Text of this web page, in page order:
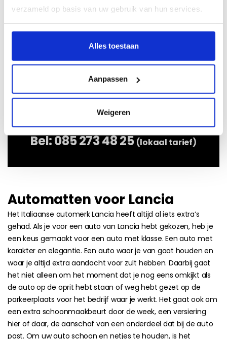
verzameld op basis van uw gebruik van hun services.
Alles toestaan
Aanpassen
Weigeren
op kenteken zoeken:
Bel:085 273 48 25 (lokaal tarief)
Automatten voor Lancia
Het Italiaanse automerk Lancia heeft altijd al iets extra’s
gehad. Als je voor een auto van Lancia hebt gekozen, heb je
een keus gemaakt voor een auto met klasse. Een auto met
karakter en elegantie. Een auto waar je van gaat houden en
waar je altijd extra aandacht voor zult hebben. Daarbij gaat
het niet alleen om het moment dat je nog eens omkijkt als
de auto op de oprit hebt staan of weg hebt gezet op de
parkeerplaats voor het bedrijf waar je werkt. Het gaat ook om
een extra schoonmaakbeurt door de week, een versiering
hier of daar, de aanschaf van een onderdeel dat bij de auto
past. Om uw auto schoon en netjes te houden, is het